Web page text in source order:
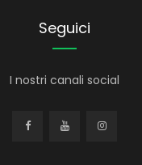
Seguici
I nostri canali social